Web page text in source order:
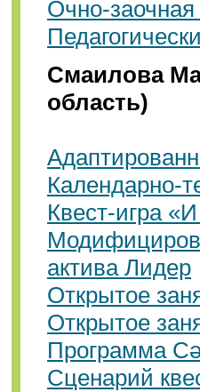
Очно-
Смаилова
область)
Календарно-
Квест-игра
актива Лидер
Открытое
Открытое
Программа
Сценарий